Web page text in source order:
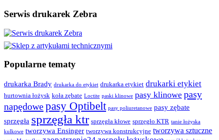
Serwis drukarek Zebra
Popularne tematy
drukarka Brady drukarka do etykiet drukarka etykiet drukarki etykiet
hurtownia łożysk koła zębate Loctite paski klinowe pasy klinowe pasy
napędowepasy Optibelt pasy poliuretanowe pasy zębate
sprzęgła sprzęgła ktr sprzęgła kłowe sprzęgło KTR tanie łożyska
kulkowe tworzywa Ensinger tworzywa konstrukcyjne tworzywa sztuczne